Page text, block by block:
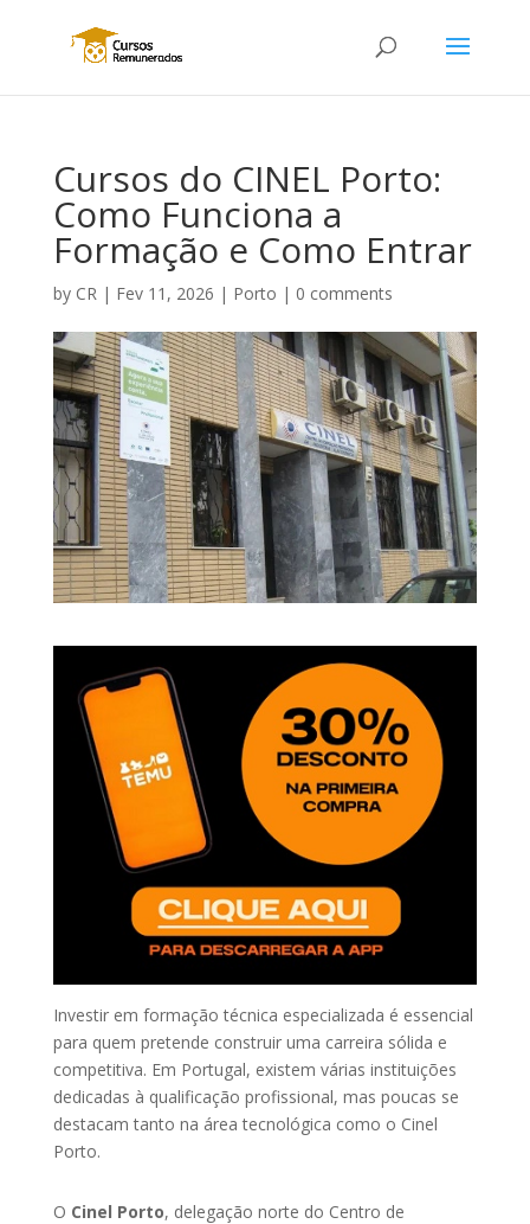
Cursos do CINEL Porto:
Como Funciona a
Formação e Como Entrar
by CR| Fev 11, 2026 | Porto | 0 comments
Investir em formação técnica especializada é essencial
para quem pretende construir uma carreira sólida e
competitiva. Em Portugal, existem várias instituições
dedicadas à qualificação profissional, mas poucas se
destacam tanto na área tecnológica como o Cinel
Porto.
O Cinel Porto, delegação norte do Centro de